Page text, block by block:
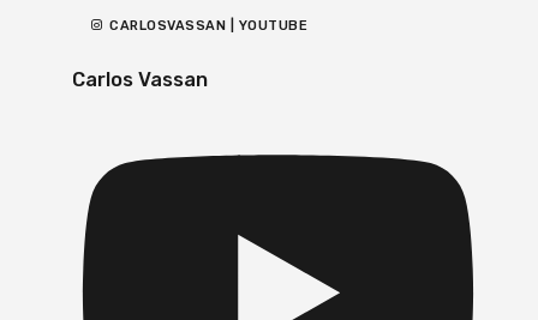
CARLOSVASSAN | YOUTUBE
Carlos Vassan